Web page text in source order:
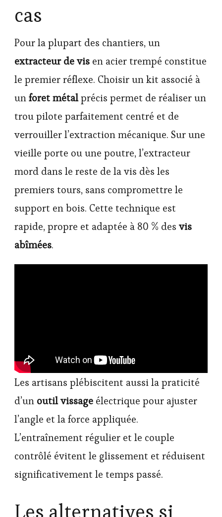
cas
Pour la plupart des chantiers, un
extracteur de vis en acier trempé constitue
le premier réflexe. Choisir un kit associé à
unforet métalprécis permet de réaliser un
trou pilote parfaitement centré et de
verrouiller l’extraction mécanique. Sur une
vieille porte ou une poutre, l’extracteur
mord dans le reste de la vis dès les
premiers tours, sans compromettre le
support en bois. Cette technique est
rapide, propre et adaptée à 80 % des vis
abîmées.
Les artisans plébiscitent aussi la praticité
d’un outil vissage électrique pour ajuster
l’angle et la force appliquée.
L’entraînement régulier et le couple
contrôlé évitent le glissement et réduisent
significativement le temps passé.
Les alternatives si